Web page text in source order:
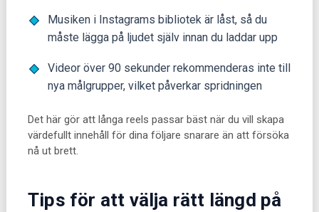
Musiken i Instagrams bibliotek är låst, så du
måste lägga på ljudet själv innan du laddar upp
Videor över 90 sekunder rekommenderas inte till
nya målgrupper, vilket påverkar spridningen
Det här gör att långa reels passar bäst när du vill skapa
värdefullt innehåll för dina följare snarare än att försöka
nå ut brett.
Tips för att välja rätt längd på